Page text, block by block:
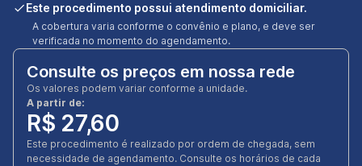
Este procedimento possui atendimento domiciliar.
A cobertura varia conforme o convênio e plano, e deve ser
verificada no momento do agendamento.
Consulte os preços em nossa rede
Os valores podem variar conforme a unidade.
A partir de:
R$ 27,60
Este procedimento é realizado por ordem de chegada, sem
necessidade de agendamento. Consulte os horários de cada